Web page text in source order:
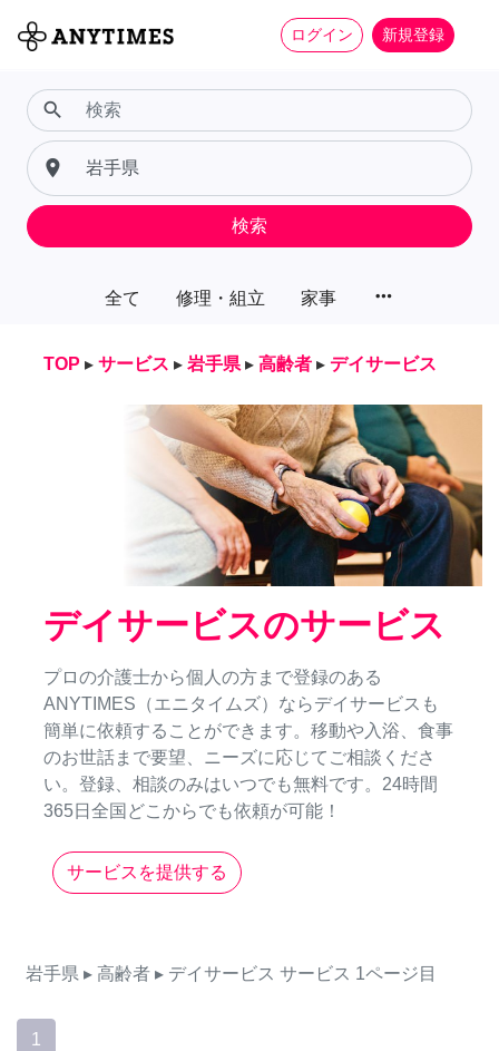
ログイン 新規登録
全て 修理・組立 家事 more_horiz
search
place
検索
TOP ▸ サービス ▸ 岩手県 ▸ 高齢者 ▸ デイサービス
デイサービスのサービス
プロの介護士から個人の方まで登録のある
ANYTIMES（エニタイムズ）ならデイサービスも
簡単に依頼することができます。移動や入浴、食事
のお世話まで要望、ニーズに応じてご相談くださ
い。登録、相談のみはいつでも無料です。24時間
365日全国どこからでも依頼が可能！
サービスを提供する
岩手県 ▸ 高齢者 ▸ デイサービス サービス 1ページ目
1